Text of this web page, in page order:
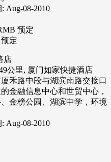
Aug-08-2010
预定
定
店
公里, 厦门如家快捷酒店
禾路中段与湖滨南路交接口
金融信息中心和世贸中心，
金榜公园、湖滨中学，环境
Aug-08-2010